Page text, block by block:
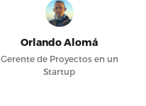
Orlando Alomá
Gerente de Proyectos en un
Startup